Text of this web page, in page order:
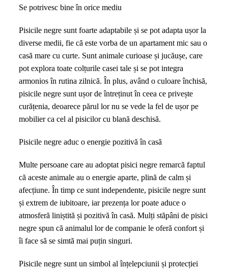
Se potrivesc bine în orice mediu
Pisicile negre sunt foarte adaptabile și se pot adapta ușor la
diverse medii, fie că este vorba de un apartament mic sau o
casă mare cu curte. Sunt animale curioase și jucăușe, care
pot explora toate colțurile casei tale și se pot integra
armonios în rutina zilnică. În plus, având o culoare închisă,
pisicile negre sunt ușor de întreținut în ceea ce privește
curățenia, deoarece părul lor nu se vede la fel de ușor pe
mobilier ca cel al pisicilor cu blană deschisă.
Pisicile negre aduc o energie pozitivă în casă
Multe persoane care au adoptat pisici negre remarcă faptul
că aceste animale au o energie aparte, plină de calm și
afecțiune. În timp ce sunt independente, pisicile negre sunt
și extrem de iubitoare, iar prezența lor poate aduce o
atmosferă liniștită și pozitivă în casă. Mulți stăpâni de pisici
negre spun că animalul lor de companie le oferă confort și
îi face să se simtă mai puțin singuri.
Pisicile negre sunt un simbol al înțelepciunii și protecției